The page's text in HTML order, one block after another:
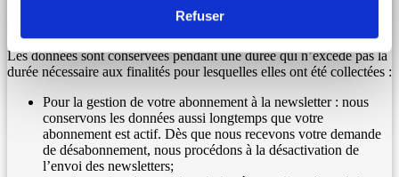
Refuser
3.2 Conservation des données
Les données sont conservées pendant une durée qui n’excède pas la
durée nécessaire aux finalités pour lesquelles elles ont été collectées :
Pour la gestion de votre abonnement à la newsletter : nous
conservons les données aussi longtemps que votre
abonnement est actif. Dès que nous recevons votre demande
de désabonnement, nous procédons à la désactivation de
l’envoi des newsletters;